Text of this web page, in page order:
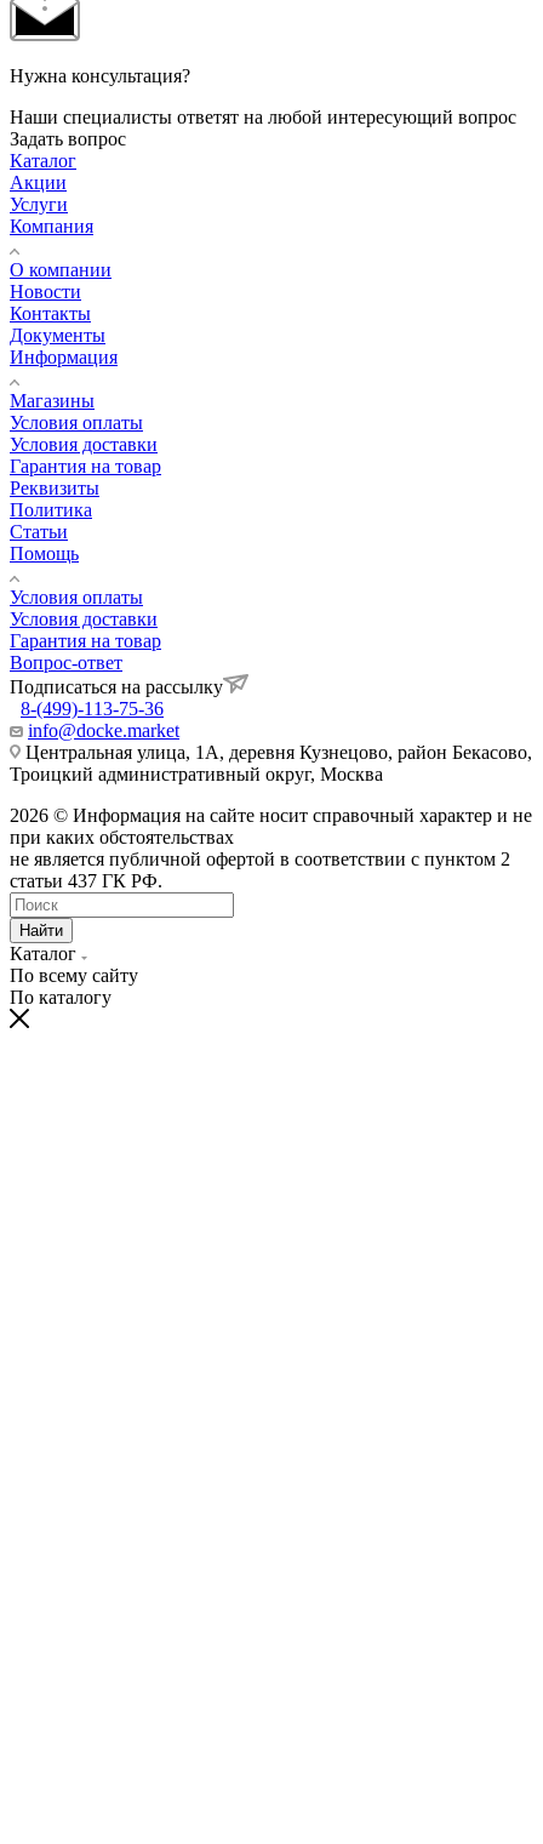
Нужна консультация?
Наши специалисты ответят на любой интересующий вопрос
Задать вопрос
Каталог
Акции
Услуги
Компания
О компании
Новости
Контакты
Документы
Информация
Магазины
Условия оплаты
Условия доставки
Гарантия на товар
Реквизиты
Политика
Статьи
Помощь
Условия оплаты
Условия доставки
Гарантия на товар
Вопрос-ответ
Подписаться на рассылку
8-(499)-113-75-36
info@docke.market
Центральная улица, 1А, деревня Кузнецово, район Бекасово,
Троицкий административный округ, Москва
2026 © Информация на сайте носит справочный характер и не
при каких обстоятельствах
не является публичной офертой в соответствии с пунктом 2
статьи 437 ГК РФ.
Найти
Каталог
По всему сайту
По каталогу